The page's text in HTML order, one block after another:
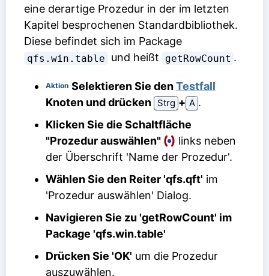
eine derartige Prozedur in der im letzten
Kapitel besprochenen Standardbibliothek.
Diese befindet sich im Package
qfs.win.table und heißt getRowCount .
Aktion Selektieren Sie denTestfall
Knoten und drücken Strg ⁠+⁠ A .
Klicken Sie die Schaltfläche
"Prozedur auswählen"
links neben
der Überschrift 'Name der Prozedur'.
Wählen Sie den Reiter 'qfs.qft' im
'Prozedur auswählen' Dialog.
Navigieren Sie zu 'getRowCount' im
Package 'qfs.win.table'
Drücken Sie 'OK' um die Prozedur
auszuwählen.